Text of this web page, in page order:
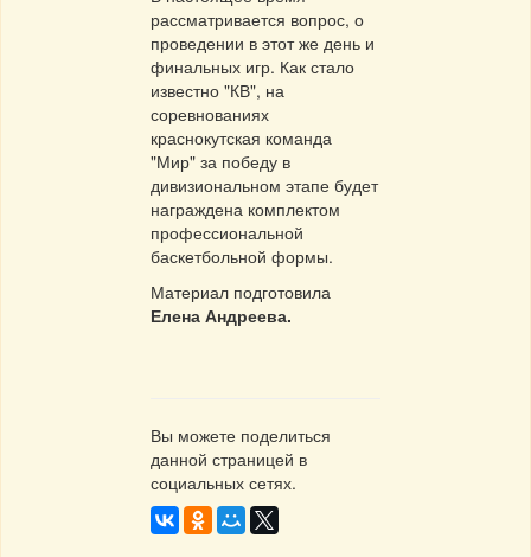
рассматривается вопрос, о
проведении в этот же день и
финальных игр. Как стало
известно "КВ", на
соревнованиях
краснокутская команда
"Мир" за победу в
дивизиональном этапе будет
награждена комплектом
профессиональной
баскетбольной формы.
Материал подготовила
Елена Андреева.
Вы можете поделиться
данной страницей в
социальных сетях.